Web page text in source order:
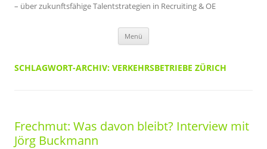
– über zukunftsfähige Talentstrategien in Recruiting & OE
Menü
SCHLAGWORT-ARCHIV: VERKEHRSBETRIEBE ZÜRICH
Frechmut: Was davon bleibt? Interview mit
Jörg Buckmann